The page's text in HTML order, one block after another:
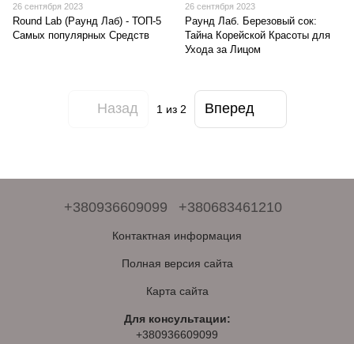
26 сентября 2023
Round Lab (Раунд Лаб) - ТОП-5
Самых популярных Средств
26 сентября 2023
Раунд Лаб. Березовый сок:
Тайна Корейской Красоты для
Ухода за Лицом
Назад 1 из 2 Вперед
+380936609099 +380683461210
Контактная информация
Полная версия сайта
Карта сайта
Для консультации:
+380936609099